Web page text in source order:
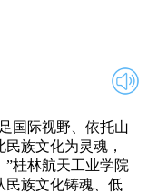
国际视野、依托山
族文化为灵魂，
桂林航天工业学院
民族文化铸魂、低